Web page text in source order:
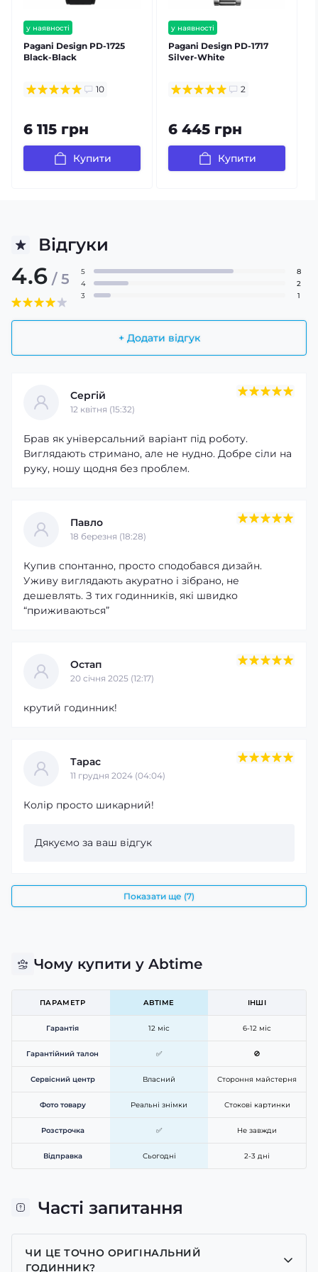
у наявності
безкоштовна доставка
гарантія 12 міс
Pagani Design PD-1725
Black-Black
10
6 115 грн
Купити
у наявності
безкоштовна доставка
гарантія 12 міс
Pagani Design PD-1717
Silver-White
2
6 445 грн
Купити
Відгуки
4.6 / 5
+ Додати відгук
5
8
4
2
3
1
Сергій
12 квітня (15:32)
Брав як універсальний варіант під роботу.
Виглядають стримано, але не нудно. Добре сіли на
руку, ношу щодня без проблем.
Павло
18 березня (18:28)
Купив спонтанно, просто сподобався дизайн.
Уживу виглядають акуратно і зібрано, не
дешевлять. З тих годинників, які швидко
“приживаються”
Остап
20 cічня 2025 (12:17)
крутий годинник!
Тарас
11 грудня 2024 (04:04)
Колір просто шикарний!
Дякуємо за ваш відгук
Показати ще (7)
Чому купити у Abtime
ПАРАМЕТР ABTIME ІНШІ
Гарантія 12 міс 6-12 міс
Гарантійний талон ✅ 🚫
Сервісний центр Власний Стороння майстерня
Фото товару Реальні знімки Стокові картинки
Розстрочка ✅ Не завжди
Відправка Сьогодні 2-3 дні
Часті запитання
ЧИ ЦЕ ТОЧНО ОРИГІНАЛЬНИЙ
ГОДИННИК?